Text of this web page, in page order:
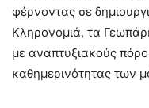
φέρνοντας σε
Κληρονομιά, τα
με αναπτυξιακούς
καθημερινότητας των